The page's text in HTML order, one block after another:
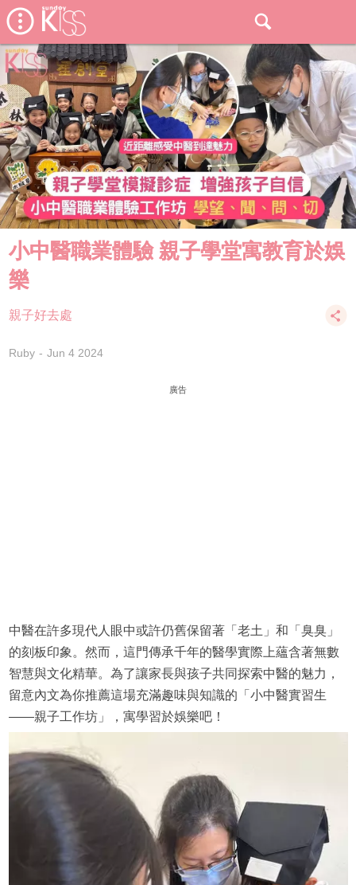
小中醫職業體驗 親子學堂寓教育於娛
樂
親子好去處
Ruby Jun 4 2024
廣告
中醫在許多現代人眼中或許仍舊保留著「老土」和「臭臭」
的刻板印象。然而，這門傳承千年的醫學實際上蘊含著無數
智慧與文化精華。為了讓家長與孩子共同探索中醫的魅力，
留意內文為你推薦這場充滿趣味與知識的「小中醫實習生
——親子工作坊」，寓學習於娛樂吧！